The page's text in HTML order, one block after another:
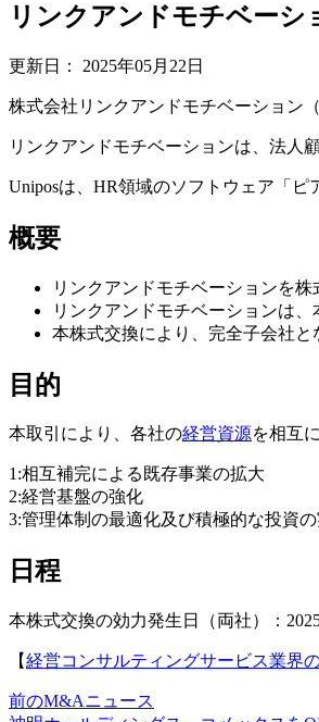
リンクアンドモチベーシ
更新日： 2025年05月22日
株式会社リンクアンドモチベーション
リンクアンドモチベーションは、法人
Uniposは、HR領域のソフトウェア「ピ
概要
リンクアンドモチベーションを
リンクアンドモチベーションは
本株式交換により、完全子会社と
目的
本取引により、各社の経営資源を相互
1:相互補完による既存事業の拡大
2:経営基盤の強化
3:管理体制の最適化及び積極的な投資
日程
本株式交換の効力発生日（両社）：
【経営コンサルティングサービス業界
前のM&Aニュース